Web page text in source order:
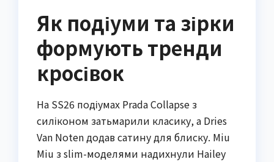
Як подіуми та зірки
формують тренди
кросівок
На SS26 подіумах Prada Collapse з
силіконом затьмарили класику, а Dries
Van Noten додав сатину для блиску. Miu
Miu з slim-моделями надихнули Hailey